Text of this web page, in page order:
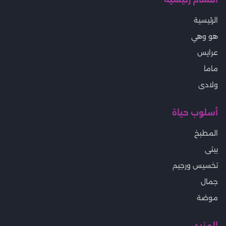
الرئيسية
هو وهي
عرايس
ماما
ولادى
أسلوب حياة
المطبخ
بيتى
تخسيس ورجيم
جمال
موضة